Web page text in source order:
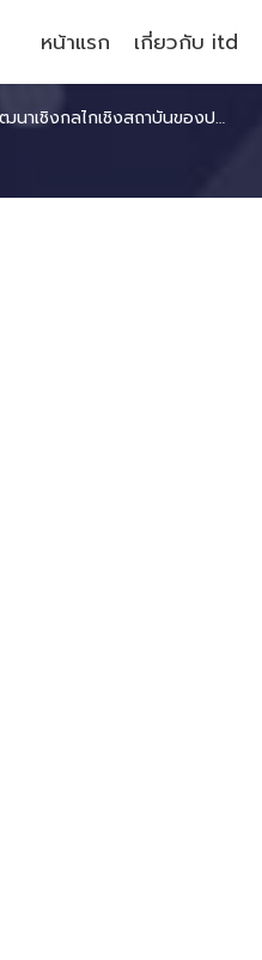
หน้าแรก เกี่ยวกับ itd
ชิงสถาบันของประเทศไทยเพื่อรองรับพันธกรณีตามความตกลงการค้าและการลงทุนระหว่างประเทศ